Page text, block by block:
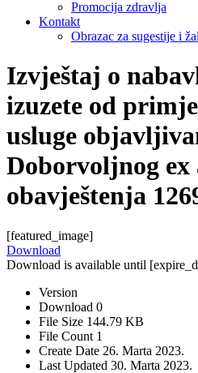
Promocija zdravlja
Kontakt
Obrazac za sugestije i
Izvještaj o
izuzete od
usluge
Doborvoljnog ex
obavještenja
[featured_image]
Download
Download is available until
Version
Download 0
File Size 144.79 KB
File Count 1
Create Date 26. Marta 2023.
Last Updated 30. Marta 2023.